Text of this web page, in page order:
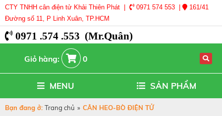
CTY TNHH cân điện tử Khải Thiên Phát | 0971 574 553 |
161/41
Đường số 11, P Linh Xuân, TP.HCM
0971 .574 .553 (Mr.Quân)
Giỏ hàng: 0
MENU SẢN PHẨM
Bạn đang ở: Trang chủ » CÂN HEO-BÒ ĐIỆN TỬ